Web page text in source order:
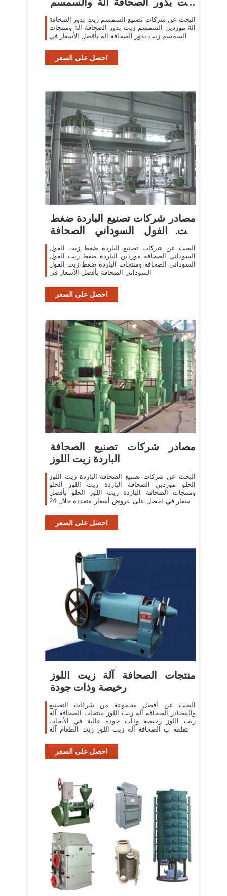
زيت
البحث عن شركات تصنيع السمسم زيت بذور الصحافة
آلة موردين السمسم زيت بذور الصحافة آلة ومنتجات
السمسم زيت بذور الصحافة آلة بأفضل الأسعار في
احصل على السعر
مصادر شركات تصنيع الباردة ضغط
زيت الفول السوداني الصحافة
والباردة
البحث عن شركات تصنيع الباردة ضغط زيت الفول
السوداني الصحافة موردين الباردة ضغط زيت الفول
السوداني الصحافة ومنتجات الباردة ضغط زيت الفول
السوداني الصحافة بأفضل الأسعار في
احصل على السعر
مصادر شركات تصنيع الصحافة
الباردة زيت اللوز
البحث عن شركات تصنيع الصحافة الباردة زيت اللوز
الحلو موردين الصحافة الباردة زيت اللوز الحلو
ومنتجات الصحافة الباردة زيت اللوز الحلو بأفضل
الأسعار في احصل على عروض أسعار متعددة خلال 24
احصل على السعر
منتجات الصحافة آلة زيت اللوز
رخيصة وذات جودة
البحث عن أفضل مجموعة من شركات التصنيع
والمصادر الصحافة آلة زيت اللوز منتجات الصحافة آلة
زيت اللوز رخيصة وذات جودة عالية في الأبحاث
المتعلقة ب الصحافة آلة زيت اللوز زيت الطعام آلة
احصل على السعر